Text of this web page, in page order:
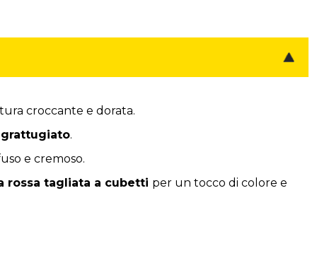
croccante e dorata.
.
e cremoso.
rossa tagliata a cubetti per un tocco di colore e